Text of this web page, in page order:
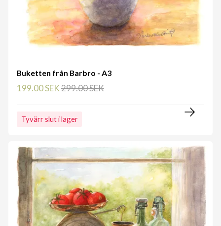
Buketten från Barbro - A3
199.00 SEK299.00 SEK
Tyvärr slut i lager